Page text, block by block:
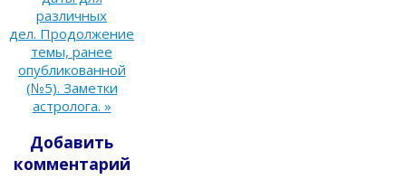
различных
дел. Продолжение
темы, ранее
опубликованной
(№5). Заметки
астролога. »
Добавить
комментарий